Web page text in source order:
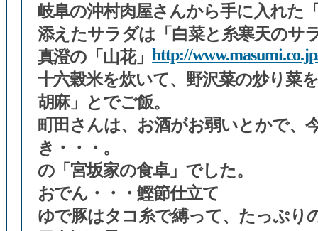
岐阜の沖村肉屋さんから手に入れた
添えたサラダは「白菜と糸寒天のサ
真澄の「山花」http://
十六穀米を炊いて、野沢菜の炒り菜
胡麻」とでご飯。
町田さんは、お酒がお弱いとかで、
き・・・。
の「宮坂家の食卓」でした。
おでん・・・鰹節仕立て
ゆで豚はタコ糸で縛って、たっぷり